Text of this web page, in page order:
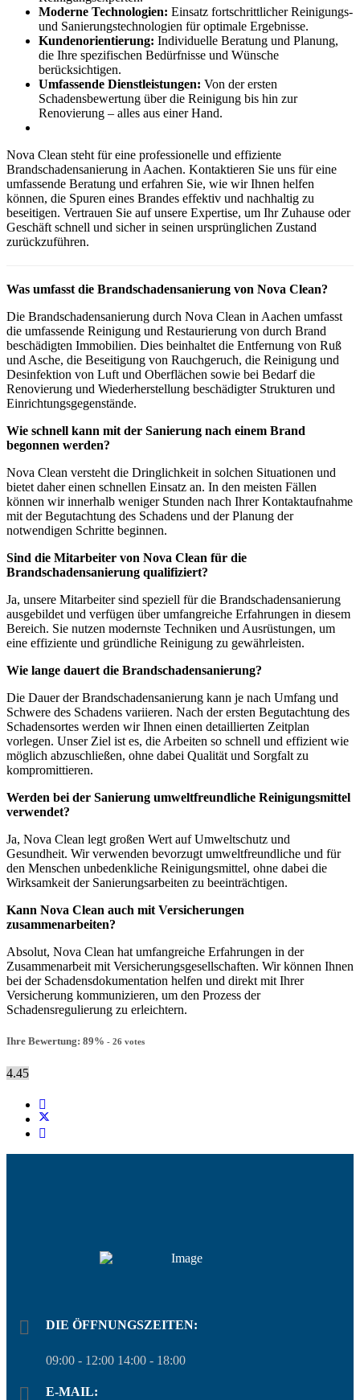
Moderne Technologien: Einsatz fortschrittlicher Reinigungs-
und Sanierungstechnologien für optimale Ergebnisse.
Kundenorientierung: Individuelle Beratung und Planung,
die Ihre spezifischen Bedürfnisse und Wünsche
berücksichtigen.
Umfassende Dienstleistungen: Von der ersten
Schadensbewertung über die Reinigung bis hin zur
Renovierung – alles aus einer Hand.
Nova Clean steht für eine professionelle und effiziente
Brandschadensanierung in Aachen. Kontaktieren Sie uns für eine
umfassende Beratung und erfahren Sie, wie wir Ihnen helfen
können, die Spuren eines Brandes effektiv und nachhaltig zu
beseitigen. Vertrauen Sie auf unsere Expertise, um Ihr Zuhause oder
Geschäft schnell und sicher in seinen ursprünglichen Zustand
zurückzuführen.
Was umfasst die Brandschadensanierung von Nova Clean?
Die Brandschadensanierung durch Nova Clean in Aachen umfasst
die umfassende Reinigung und Restaurierung von durch Brand
beschädigten Immobilien. Dies beinhaltet die Entfernung von Ruß
und Asche, die Beseitigung von Rauchgeruch, die Reinigung und
Desinfektion von Luft und Oberflächen sowie bei Bedarf die
Renovierung und Wiederherstellung beschädigter Strukturen und
Einrichtungsgegenstände.
Wie schnell kann mit der Sanierung nach einem Brand
begonnen werden?
Nova Clean versteht die Dringlichkeit in solchen Situationen und
bietet daher einen schnellen Einsatz an. In den meisten Fällen
können wir innerhalb weniger Stunden nach Ihrer Kontaktaufnahme
mit der Begutachtung des Schadens und der Planung der
notwendigen Schritte beginnen.
Sind die Mitarbeiter von Nova Clean für die
Brandschadensanierung qualifiziert?
Ja, unsere Mitarbeiter sind speziell für die Brandschadensanierung
ausgebildet und verfügen über umfangreiche Erfahrungen in diesem
Bereich. Sie nutzen modernste Techniken und Ausrüstungen, um
eine effiziente und gründliche Reinigung zu gewährleisten.
Wie lange dauert die Brandschadensanierung?
Die Dauer der Brandschadensanierung kann je nach Umfang und
Schwere des Schadens variieren. Nach der ersten Begutachtung des
Schadensortes werden wir Ihnen einen detaillierten Zeitplan
vorlegen. Unser Ziel ist es, die Arbeiten so schnell und effizient wie
möglich abzuschließen, ohne dabei Qualität und Sorgfalt zu
kompromittieren.
Werden bei der Sanierung umweltfreundliche Reinigungsmittel
verwendet?
Ja, Nova Clean legt großen Wert auf Umweltschutz und
Gesundheit. Wir verwenden bevorzugt umweltfreundliche und für
den Menschen unbedenkliche Reinigungsmittel, ohne dabei die
Wirksamkeit der Sanierungsarbeiten zu beeinträchtigen.
Kann Nova Clean auch mit Versicherungen
zusammenarbeiten?
Absolut, Nova Clean hat umfangreiche Erfahrungen in der
Zusammenarbeit mit Versicherungsgesellschaften. Wir können Ihnen
bei der Schadensdokumentation helfen und direkt mit Ihrer
Versicherung kommunizieren, um den Prozess der
Schadensregulierung zu erleichtern.
Ihre Bewertung: 89% - 26 votes
4.45
DIE ÖFFNUNGSZEITEN:
09:00 - 12:00 14:00 - 18:00
E-MAIL: